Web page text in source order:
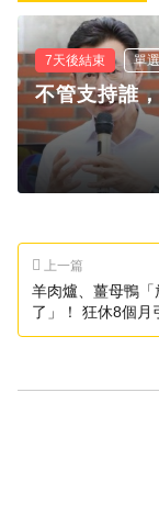
7天後結束 單選
不管支持誰
上一篇
羊肉爐、薑母鴨「
了」！ 狂休8個月